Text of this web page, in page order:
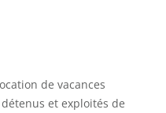
de vacances
et exploités de